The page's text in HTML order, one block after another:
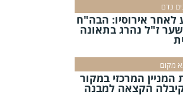
נדם
לאחר אירוסיו: הבה"ח
ז"ל נהרג בתאונה
מקום
המניין המרכזי במקור
הקצאה למבנה